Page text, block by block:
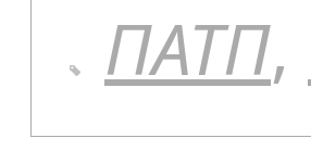
ПАТП,